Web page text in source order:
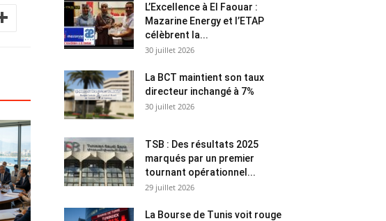
L’Excellence à El Faouar :
Mazarine Energy et l’ETAP
célèbrent la...
30 juillet 2026
La BCT maintient son taux
directeur inchangé à 7%
30 juillet 2026
TSB : Des résultats 2025
marqués par un premier
tournant opérationnel...
29 juillet 2026
La Bourse de Tunis voit rouge